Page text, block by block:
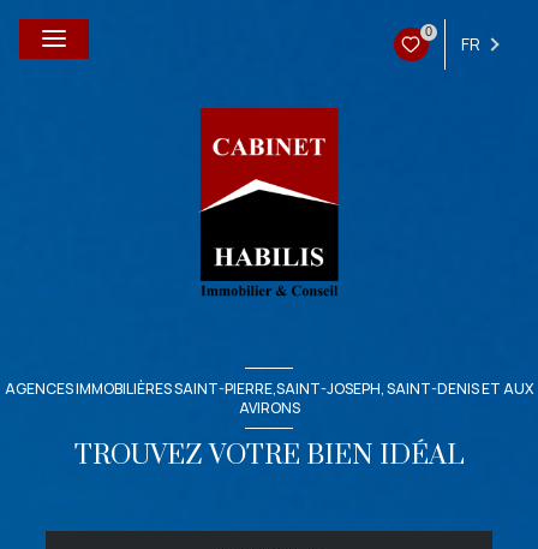
0
FR
AGENCES IMMOBILIÈRES SAINT-PIERRE,SAINT-JOSEPH, SAINT-DENIS ET AUX
AVIRONS
TROUVEZ VOTRE BIEN IDÉAL